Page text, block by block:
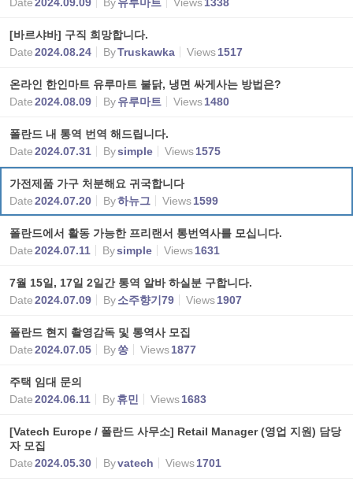
[바르샤바] 구직 희망합니다.
Date2024.08.24 ByTruskawka Views1517
온라인 한인마트 유루마트 불닭, 냉면 싸게사는 방법은?
Date2024.08.09 By유루마트 Views1480
폴란드 내 통역 번역 해드립니다.
Date2024.07.31 Bysimple Views1575
가전제품 가구 처분해요 귀국합니다
Date2024.07.20 By하뉴그 Views1599
폴란드에서 활동 가능한 프리랜서 통번역사를 모십니다.
Date2024.07.11 Bysimple Views1631
7월 15일, 17일 2일간 통역 알바 하실분 구합니다.
Date2024.07.09 By소주향기79 Views1907
폴란드 현지 촬영감독 및 통역사 모집
Date2024.07.05 By쏭 Views1877
주택 임대 문의
Date2024.06.11 By휴민 Views1683
[Vatech Europe / 폴란드 사무소] Retail Manager (영업 지원) 담당
자 모집
Date2024.05.30 Byvatech Views1701